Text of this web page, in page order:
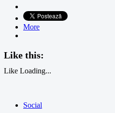
More
Like this:
Like Loading...
Social